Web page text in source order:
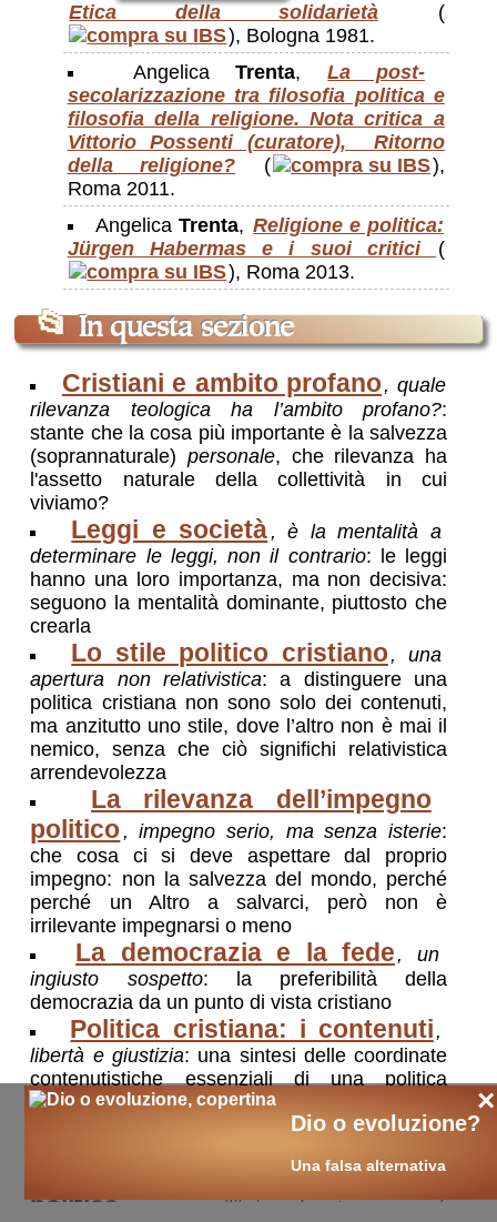
Etica della solidarietà (
), Bologna 1981.
Angelica Trenta, La post-
secolarizzazione tra filosofia politica e
filosofia della religione. Nota critica a
Vittorio Possenti (curatore), Ritorno
della religione? (
),
Roma 2011.
AngelicaTrenta, Religione e politica:
Jürgen Habermas e i suoi critici
(
), Roma 2013.
📂 In questa sezione
Cristiani e ambito profano, quale
rilevanza teologica ha l’ambito profano?:
stante che la cosa più importante è la salvezza
(soprannaturale)personale, che rilevanza ha
l'assetto naturale della collettività in cui
viviamo?
Leggi e società , è la mentalità a
determinare le leggi, non il contrario: le leggi
hanno una loro importanza, ma non decisiva:
seguono la mentalità dominante, piuttosto che
crearla
Lo stile politico cristiano, una
apertura non relativistica: a distinguere una
politica cristiana non sono solo dei contenuti,
ma anzitutto uno stile, dove l’altro non è mai il
nemico, senza che ciò significhi relativistica
arrendevolezza
La rilevanza dell’impegno
politico , impegno serio, ma senza isterie:
che cosa ci si deve aspettare dal proprio
impegno: non la salvezza del mondo, perché
perché un Altro a salvarci, però non è
irrilevante impegnarsi o meno
La democrazia e la fede , un
ingiusto sospetto: la preferibilità della
democrazia da un punto di vista cristiano
Politica cristiana: i contenuti ,
libertà e giustizia: una sintesi delle coordinate
contenutistiche essenziali di una politica
ispirata dalla fede; giustiza e libertà, al di là
dell’individualismo capitalistico e del
Quale unità tra cristiani in
politica , un equilibrio da trovare
: né
×
Dio o evoluzione?
Una falsa alternativa